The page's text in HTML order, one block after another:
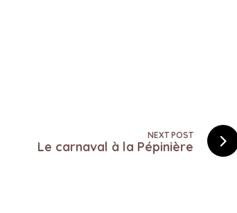
NEXT POST
Le carnaval à la Pépinière